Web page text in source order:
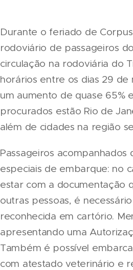
Durante o feriado de
rodoviário de passageiros
circulação na rodoviária do
horários entre os dias 29
um aumento de quase 65%
procurados estão Rio de
além de cidades na região
Passageiros
especiais de embarque: no
estar com a documentação
outras pessoas, é
reconhecida em cartório.
apresentando uma
Também é possível
com atestado veterinário e